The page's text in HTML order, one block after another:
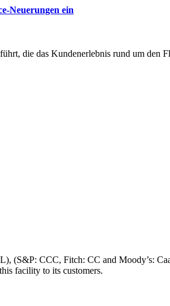
Neuerungen ein
die das Kundenerlebnis rund um
CCC, Fitch: CC and Moody’s:
facility to its customers.